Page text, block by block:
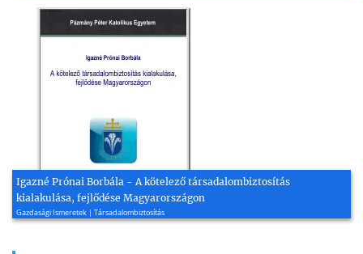
Igazné Prónai Borbála - A kötelező társadalombiztosítás
kialakulása, fejlődése Magyarországon
Gazdasági Ismeretek | Társadalombiztosítás